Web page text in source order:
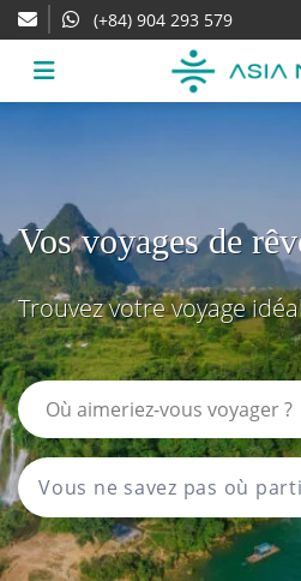
(+84) 904 293 579
Vos voyages de
Trouvez votre voyage
Vous ne savez pas où